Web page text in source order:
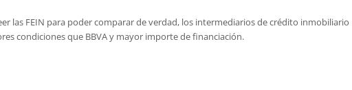
las FEIN para poder comparar de verdad, los intermediarios de crédito inmobiliario
condiciones que BBVA y mayor importe de financiación.